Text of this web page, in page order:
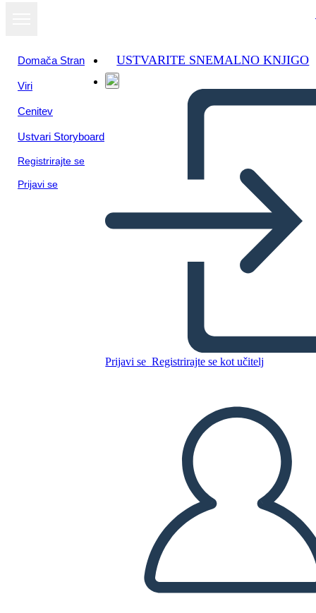
Domača Stran
Viri
Cenitev
Ustvari Storyboard
Registrirajte se
Prijavi se
USTVARITE SNEMALNO KNJIGO
Prijavi se Registrirajte se kot učitelj
ג'פרסון הנשיאות
USTVARITE SNEMALNO KNJIGO
PREDVAJANJE DIAPROJEKCIJE
PREBERI MI